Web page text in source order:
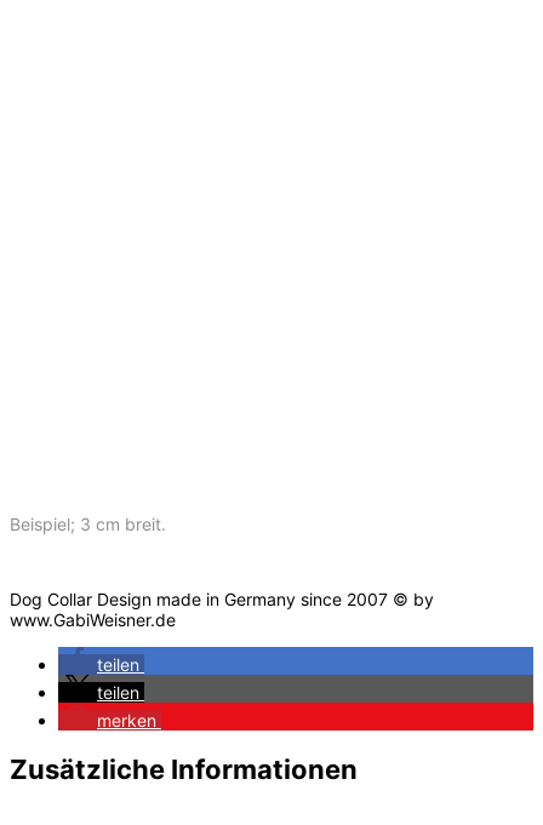
Beispiel; 3 cm breit.
Dog Collar Design made in Germany since 2007 © by
www.GabiWeisner.de
teilen
teilen
merken
Zusätzliche Informationen